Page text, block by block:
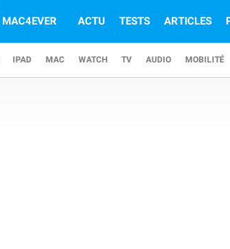
MAC4EVER ACTU TESTS ARTICLES
IPAD MAC WATCH TV AUDIO MOBILITÉ